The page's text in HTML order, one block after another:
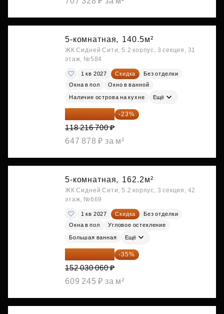
5-комнатная, 140.5м²
ЖК Сидней Сити, 5.2 корпус, 3 секция, 31
этаж, №584
1 кв 2027 Скидка
Без отделки
Окна в пол
Окно в ванной
Наличие острова на кухне Ещё
91 026 859 ₽ -23%
118 216 700 ₽
647 878 ₽ за м²
5-комнатная, 162.2м²
ЖК Сидней Сити, 5.2 корпус, 3 секция, 42
этаж, №669
1 кв 2027 Скидка
Без отделки
Окна в пол
Угловое остекление
Большая ванная Ещё
98 819 539 ₽ -35%
152 030 060 ₽
609 245 ₽ за м²